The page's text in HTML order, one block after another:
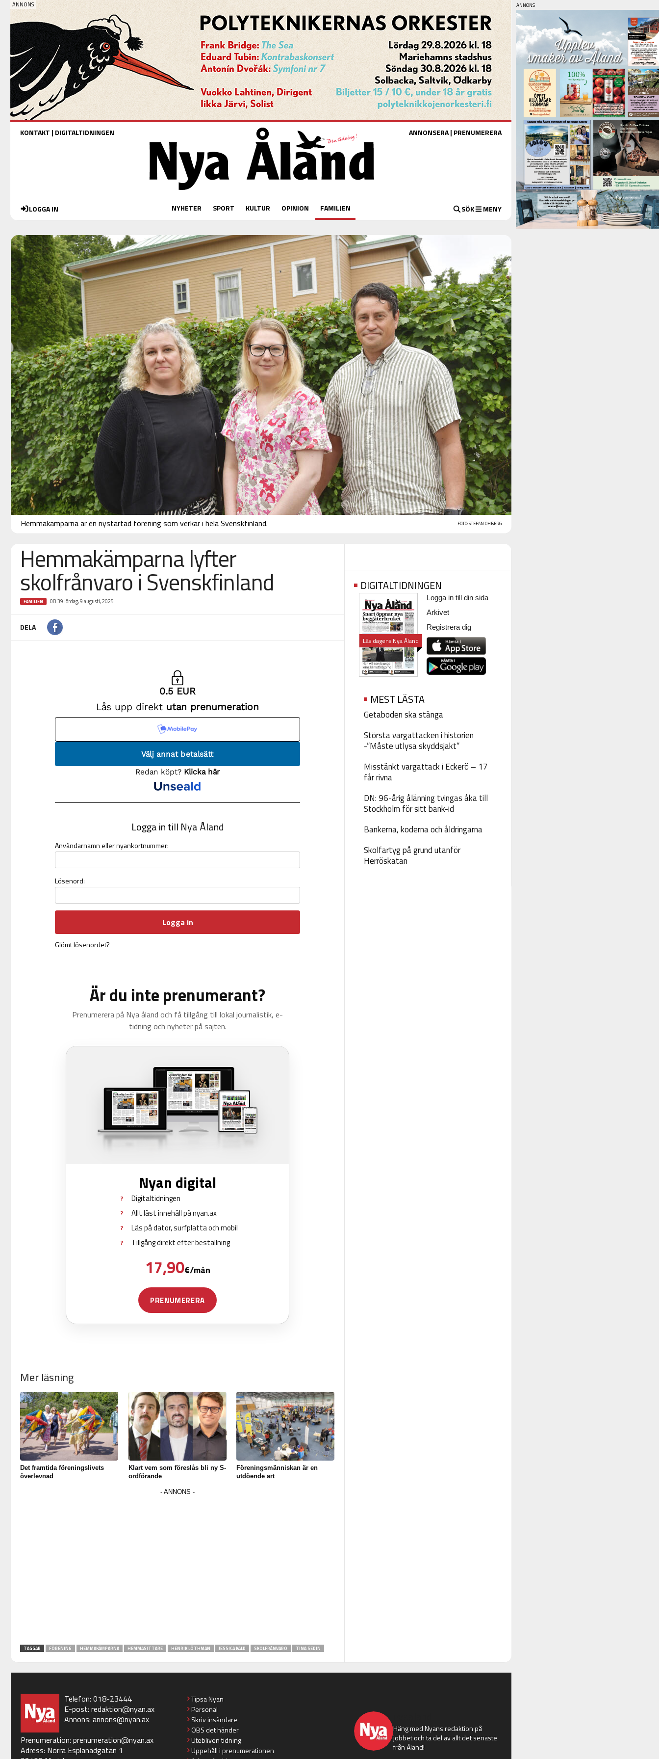
KONTAKT | DIGITALTIDNINGEN ANNONSERA| PRENUMERERA
LOGGA IN NYHETER SPORT KULTUR OPINION FAMILJEN SÖK MENY
FOTO: STEFAN ÖHBERG
Hemmakämparna är en nystartad förening som verkar i hela Svenskfinland.
Hemmakämparna lyfter
skolfrånvaro i Svenskfinland
FAMILJEN 08:39 lördag, 9 augusti, 2025
DELA
Mer läsning
Det framtida föreningslivets
överlevnad
Klart vem som föreslås bli ny S-
ordförande
Föreningsmänniskan är en
utdöende art
TAGGAR FÖRENING HEMMAKÄMPARNA HEMMASITTARE HENRIK LÖTHMAN JESSICA KÄLD SKOLFRÅNVARO TINA SEDIN
DIGITALTIDNINGEN
Läs dagens Nya Åland
Logga in till din sida
Arkivet
Registrera dig
MEST LÄSTA
Getaboden ska stänga
Största vargattacken i historien
-”Måste utlysa skyddsjakt”
Misstänkt vargattack i Eckerö – 17
får rivna
DN: 96-årig ålänning tvingas åka till
Stockholm för sitt bank-id
Bankerna, koderna och åldringarna
Skolfartyg på grund utanför
Herröskatan
Telefon: 018-23444
E-post: redaktion@nyan.ax
Annons: annons@nyan.ax
Prenumeration: prenumeration@nyan.ax
Adress: Norra Esplanadgatan 1
Tipsa Nyan
Personal
Skriv insändare
OBS det händer
Utebliven tidning
Uppehåll i prenumerationen
Häng med Nyans redaktion på
jobbet och ta del av allt det senaste
från Åland!